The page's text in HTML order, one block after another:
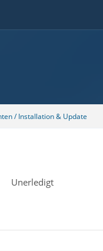
/ Installation & Update
Unerledigt